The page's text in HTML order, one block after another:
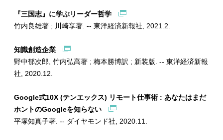
『三国志』に学ぶリーダー哲学
竹内良雄著 ; 川崎享著. -- 東洋経済新報社, 2021.2.
知識創造企業
野中郁次郎, 竹内弘高著 ; 梅本勝博訳 ; 新装版. -- 東洋経済新報
社, 2020.12.
Google式10X (テンエックス) リモート仕事術 : あなたはまだ
ホントのGoogleを知らない
平塚知真子著. -- ダイヤモンド社, 2020.11.